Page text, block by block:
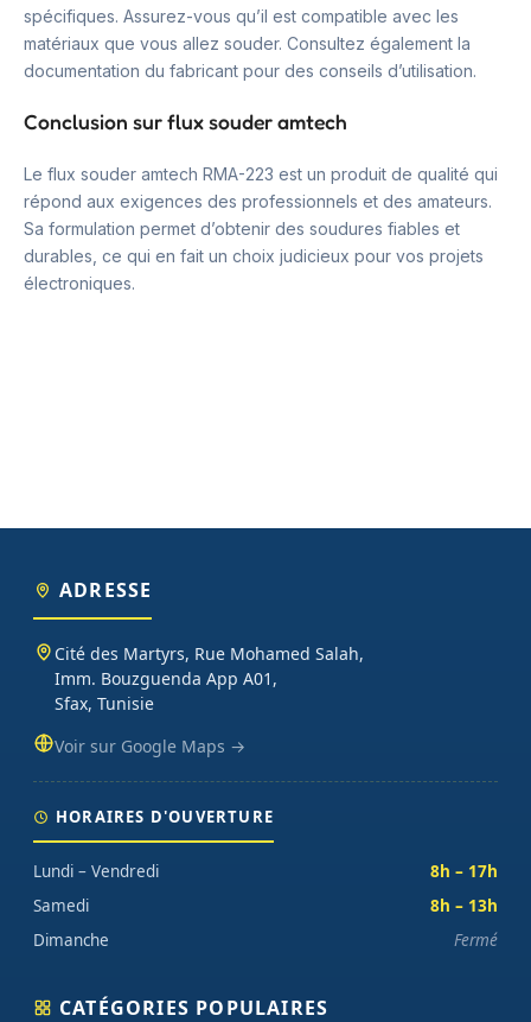
spécifiques. Assurez-vous qu’il est compatible avec les
matériaux que vous allez souder. Consultez également la
documentation du fabricant pour des conseils d’utilisation.
Conclusion sur flux souder amtech
Le flux souder amtech RMA-223 est un produit de qualité qui
répond aux exigences des professionnels et des amateurs.
Sa formulation permet d’obtenir des soudures fiables et
durables, ce qui en fait un choix judicieux pour vos projets
électroniques.
ADRESSE
Cité des Martyrs, Rue Mohamed Salah,
Imm. Bouzguenda App A01,
Sfax, Tunisie
Voir sur Google Maps →
HORAIRES D'OUVERTURE
Lundi – Vendredi
8h – 17h
Samedi
8h – 13h
Dimanche
Fermé
CATÉGORIES POPULAIRES